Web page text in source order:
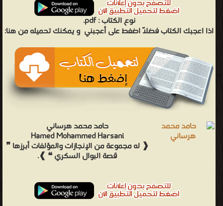
نوع الكتاب :pdf.
اذا اعجبك الكتاب فضلاً اضغط على أعجبني و يمكنك تحميله من هنا:
حامد محمد هرساني
Hamed Mohammed Harsani
❰ له مجموعة من الإنجازات والمؤلفات أبرزها ❞
قصة البوال السكري ❝ ❱.